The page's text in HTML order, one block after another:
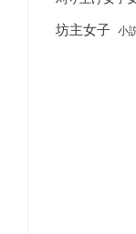
坊主女子 小